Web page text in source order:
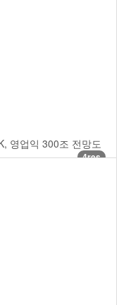
영업익 300조 전망도
4res